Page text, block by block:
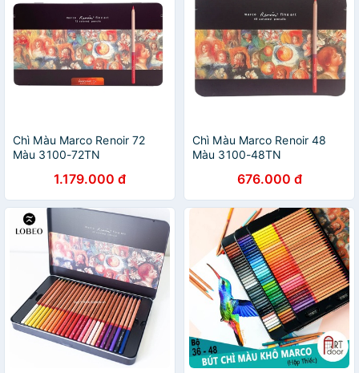
Chì Màu Marco Renoir 72
Màu 3100-72TN
1.179.000 đ
Chì Màu Marco Renoir 48
Màu 3100-48TN
676.000 đ